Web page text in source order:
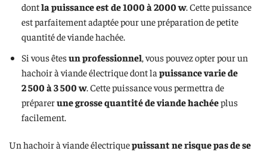
dontla puissance est de 1000 à 2000 w. Cette puissance
est parfaitement adaptée pour une préparation de petite
quantité de viande hachée.
Si vous êtesun professionnel, vous pouvez opter pour un
hachoir à viande électrique dont la puissance varie de
2 500 à 3 500 w. Cette puissance vous permettra de
préparerune grosse quantité de viande hachéeplus
facilement.
Un hachoir à viande électriquepuissant ne risque pas de se